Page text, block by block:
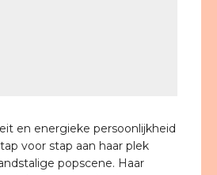
en energieke persoonlijkheid
voor stap aan haar plek
popscene. Haar